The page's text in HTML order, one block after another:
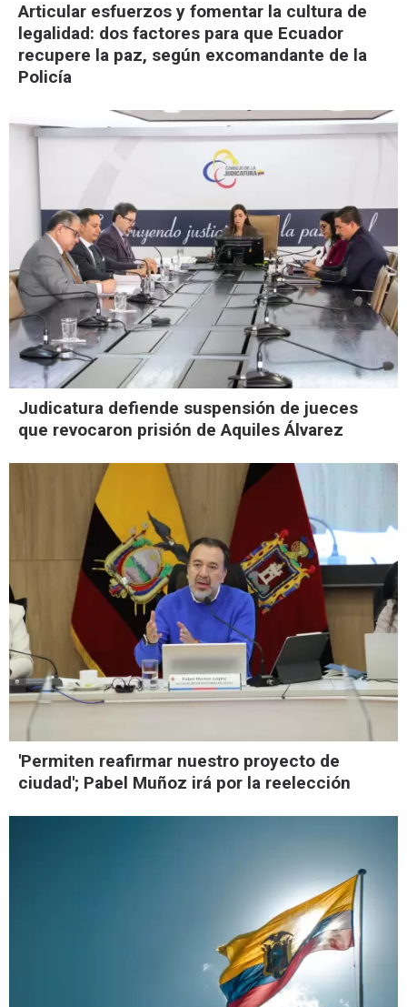
Articular esfuerzos y fomentar la cultura de
legalidad: dos factores para que Ecuador
recupere la paz, según excomandante de la
Policía
Judicatura defiende suspensión de jueces
que revocaron prisión de Aquiles Álvarez
'Permiten reafirmar nuestro proyecto de
ciudad'; Pabel Muñoz irá por la reelección